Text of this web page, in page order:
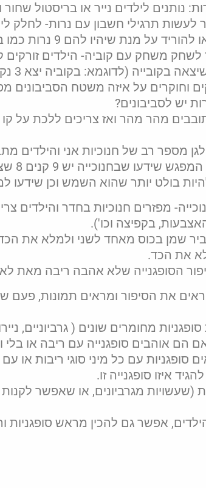
נותנים לילדים נייר או בריסטול
לעשות תרגילי חשבון עם נרות- לחלק
מנת שיהיו להם 9 נרות כמו בחנוכייה.
משחק עם קוביה- הילדים זורקים
בקוביה יצא 3 נקודות או הספרה 3 הילד לוקח 3 נרות).
וחוקרים על איזה משטח הסביבונים
יש לסביבונים?
מהר מהר ואז צריכים ללכת על
לגן מספר רב של חנוכיות אני והילדים
בולט יותר שהוא השמש וכן שידעו
מפזרים חנוכיות בחדר והילדים
בקפיצה וכו').
שמן בכוס מאחד לשני ולמלא את
את הכד.
הסופגנייה שלא אהבה ריבה מאת
את הסיפור ומראים תמונות, פעם
מחומרים שונים ( גרביוניים,
הם אוהבים סופגנייה עם ריבה או בלי
סופגניות עם כל מיני סוגי ריבות או
איזו סופגנייה זו.
(שעשויות מגרביונים, או שאפשר
אפשר גם להכין מראש סופגניות